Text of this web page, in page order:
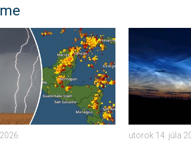
údermi bleskov hynú. Štúdia zistila. . .
Začína čas
utorok 14. júla